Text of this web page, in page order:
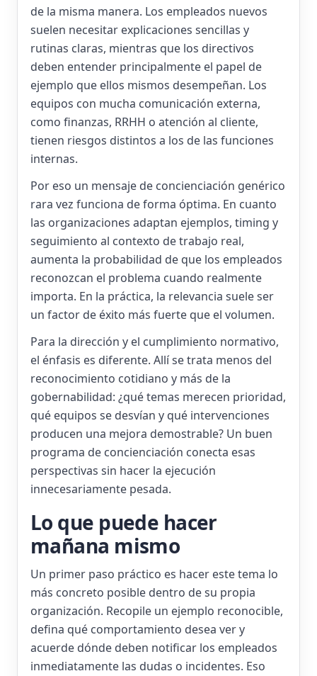
de la misma manera. Los empleados nuevos
suelen necesitar explicaciones sencillas y
rutinas claras, mientras que los directivos
deben entender principalmente el papel de
ejemplo que ellos mismos desempeñan. Los
equipos con mucha comunicación externa,
como finanzas, RRHH o atención al cliente,
tienen riesgos distintos a los de las funciones
internas.
Por eso un mensaje de concienciación genérico
rara vez funciona de forma óptima. En cuanto
las organizaciones adaptan ejemplos, timing y
seguimiento al contexto de trabajo real,
aumenta la probabilidad de que los empleados
reconozcan el problema cuando realmente
importa. En la práctica, la relevancia suele ser
un factor de éxito más fuerte que el volumen.
Para la dirección y el cumplimiento normativo,
el énfasis es diferente. Allí se trata menos del
reconocimiento cotidiano y más de la
gobernabilidad: ¿qué temas merecen prioridad,
qué equipos se desvían y qué intervenciones
producen una mejora demostrable? Un buen
programa de concienciación conecta esas
perspectivas sin hacer la ejecución
innecesariamente pesada.
Lo que puede hacer
mañana mismo
Un primer paso práctico es hacer este tema lo
más concreto posible dentro de su propia
organización. Recopile un ejemplo reconocible,
defina qué comportamiento desea ver y
acuerde dónde deben notificar los empleados
inmediatamente las dudas o incidentes. Eso